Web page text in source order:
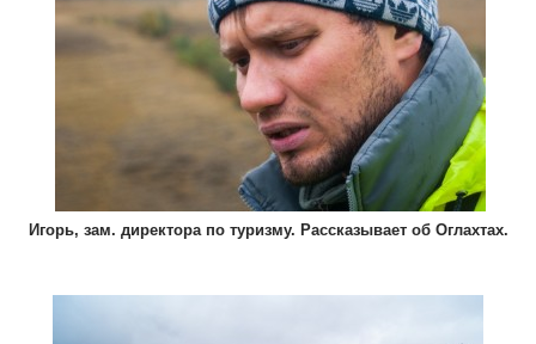
Игорь, зам. директора по туризму. Рассказывает об Оглахтах.